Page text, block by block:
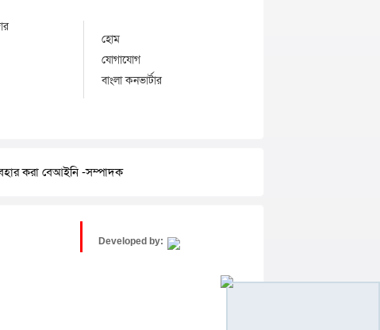
হোম
যোগাযোগ
বাংলা কনভার্টার
করা বেআইনি -সম্পাদক
Developed by: